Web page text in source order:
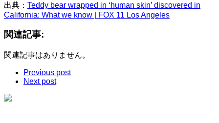
出典： Teddy bear wrapped in ‘human skin’ discovered in
California: What we know | FOX 11 Los Angeles
関連記事:
関連記事はありません。
Previous post
Next post